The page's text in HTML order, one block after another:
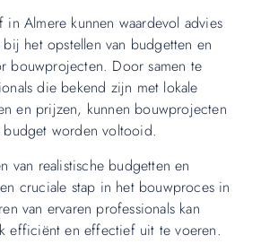
Almere kunnen waardevol advies
het opstellen van budgetten en
bouwprojecten. Door samen te
die bekend zijn met lokale
en prijzen, kunnen bouwprojecten
worden voltooid.
van realistische budgetten en
cruciale stap in het bouwproces in
van ervaren professionals kan
efficiënt en effectief uit te voeren.